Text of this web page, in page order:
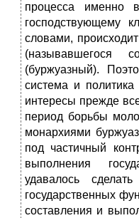
процесса именно
господствующему
словами,
(называвшегося
(буржуазный).
система и
интересы прежде
период борьбы
монархиями
под частичный
выполнения
удавалось
государственных
составления и